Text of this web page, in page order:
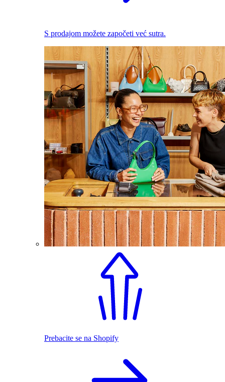
S prodajom možete započeti već sutra.
Prebacite se na Shopify